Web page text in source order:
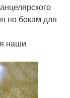
по бокам для
наши